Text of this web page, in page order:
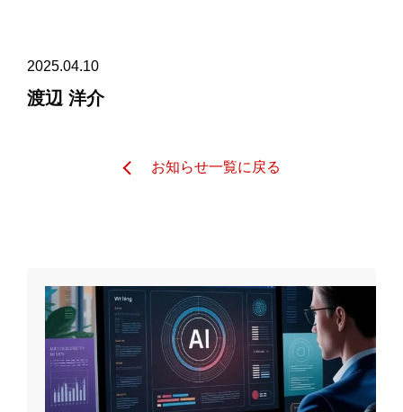
2025.04.10
渡辺 洋介
お知らせ一覧に戻る